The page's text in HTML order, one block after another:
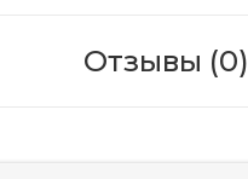
Отзывы (0)